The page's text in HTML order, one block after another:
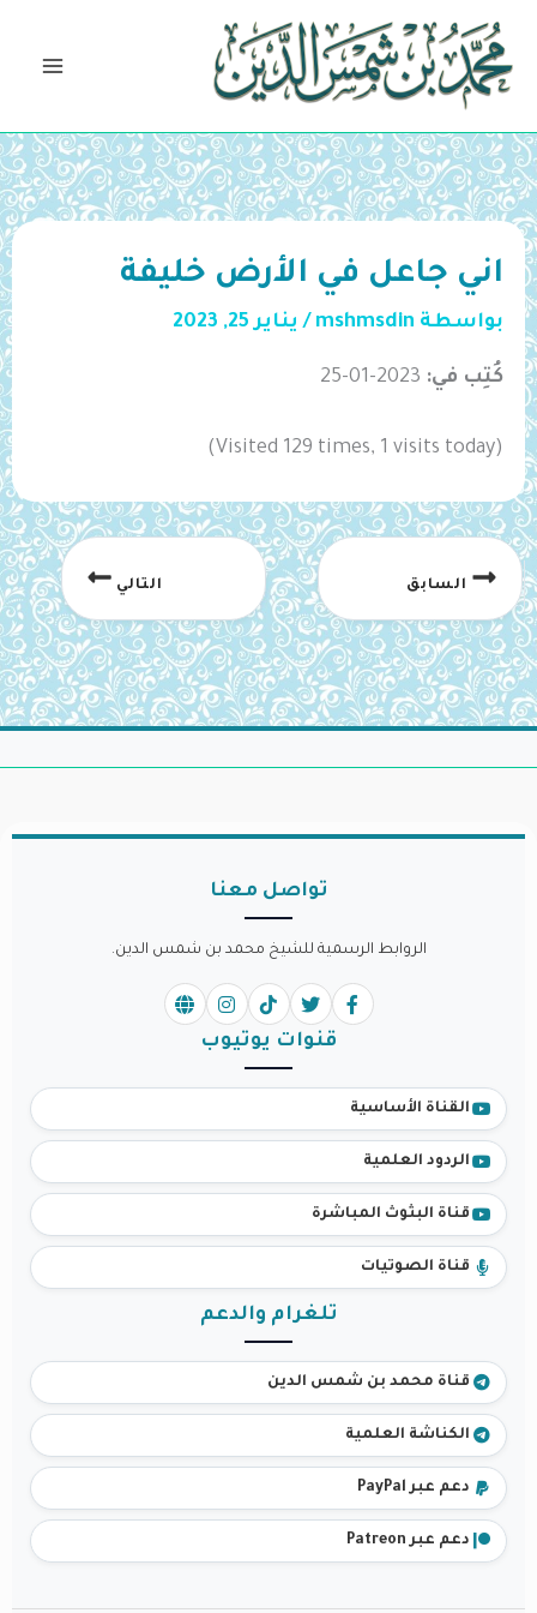
تخطي
المحتوى
اني جاعل في الأرض خليفة
بواسطة mshmsdin
/ يناير 25, 2023
كُتِب في: 2023-01-25
(Visited 129 times, 1 visits today)
السابق التالي
تواصل معنا
الروابط الرسمية للشيخ محمد بن شمس الدين.
قنوات يوتيوب
القناة الأساسية
الردود العلمية
قناة البثوث المباشرة
قناة الصوتيات
تلغرام والدعم
قناة محمد بن شمس الدين
الكناشة العلمية
دعم عبر PayPal
دعم عبر Patreon